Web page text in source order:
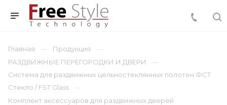
Главная
Продукция
РАЗДВИЖНЫЕ ПЕРЕГОРОДКИ И ДВЕРИ
Система для раздвижных цельностеклянных полотен ФСТ
Стекло / FST Glass
Комплект аксессуаров для раздвижных дверей